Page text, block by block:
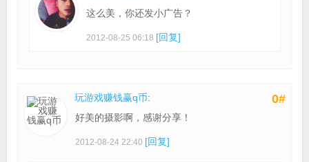
这么美，你还发小广告？
2012-08-25 06:18 [回复]
0#
玩游戏赚钱赢q币:
好美的摄影啊，感谢分享！
2012-08-24 22:40 [回复]